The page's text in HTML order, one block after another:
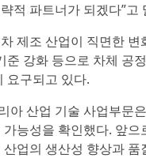
적 파트너가 되겠다”고
제조 산업이 직면한
준 강화 등으로 차체 공
요구되고 있다.
아 산업 기술 사업부문
능성을 확인했다. 앞
업의 생산성 향상과